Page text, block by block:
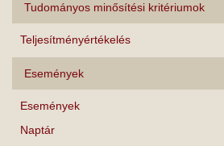
Tudományos minősítési kritériumok
Teljesítményértékelés
Események
Események
Naptár